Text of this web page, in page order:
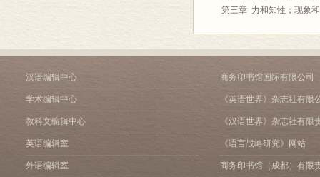
第三章 力和知性；现象
丙（甲）、理性
第五章 理性的确定性与
第六章 精神
丙（丙）、宗教
第七章 宗教
第八章 绝对知识
汉语编辑中心
学术编辑中心
教科文编辑中心
英语编辑室
外语编辑室
商务印书馆国际有限公司
《英语世界》杂志社有限
《汉语世界》杂志社有限
《语言战略研究》网站
商务印书馆（成都）有限